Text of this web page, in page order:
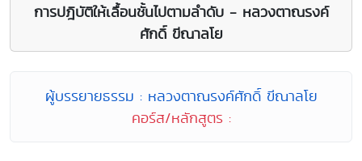
การปฎิบัติให้เลื้อนชั้นไปตามลำดับ - หลวงตาณรงค์
ศักดิ์ ขีณาลโย
ผู้บรรยายธรรม : หลวงตาณรงค์ศักดิ์ ขีณาลโย
คอร์ส/หลักสูตร :